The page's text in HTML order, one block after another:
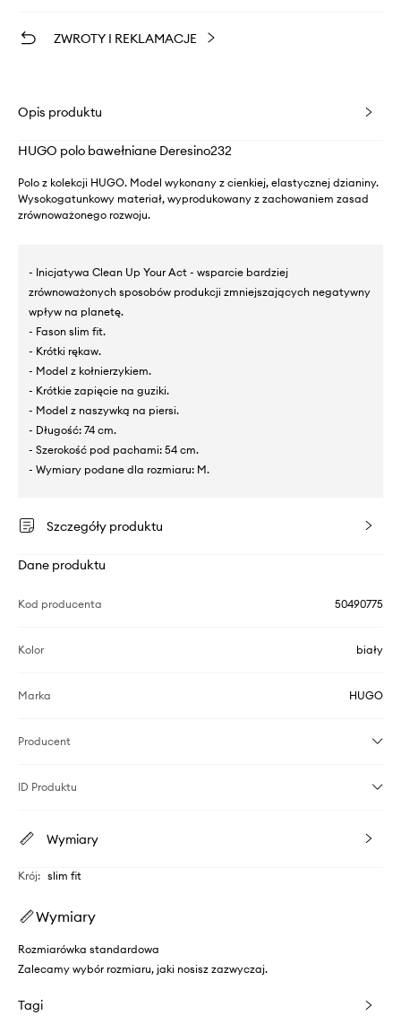
ZWROTY I REKLAMACJE
Opis produktu
HUGO polo bawełniane Deresino232
Polo z kolekcji HUGO. Model wykonany z cienkiej, elastycznej dzianiny.
Wysokogatunkowy materiał, wyprodukowany z zachowaniem zasad
zrównoważonego rozwoju.
- Inicjatywa Clean Up Your Act - wsparcie bardziej
zrównoważonych sposobów produkcji zmniejszających negatywny
wpływ na planetę.
- Fason slim fit.
- Krótki rękaw.
- Model z kołnierzykiem.
- Krótkie zapięcie na guziki.
- Model z naszywką na piersi.
- Długość: 74 cm.
- Szerokość pod pachami: 54 cm.
- Wymiary podane dla rozmiaru: M.
Szczegóły produktu
Dane produktu
Kod producenta 50490775
Kolor biały
Marka HUGO
Producent
ID Produktu
Wymiary
Krój: slim fit
Wymiary
Rozmiarówka standardowa
Zalecamy wybór rozmiaru, jaki nosisz zazwyczaj.
Tagi